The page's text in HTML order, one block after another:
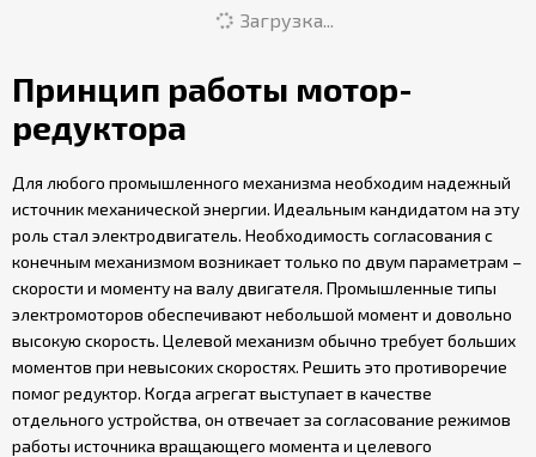
Загрузка...
Принцип работы мотор-
редуктора
Для любого промышленного механизма необходим надежный
источник механической энергии. Идеальным кандидатом на эту
роль стал электродвигатель. Необходимость согласования с
конечным механизмом возникает только по двум параметрам –
скорости и моменту на валу двигателя. Промышленные типы
электромоторов обеспечивают небольшой момент и довольно
высокую скорость. Целевой механизм обычно требует больших
моментов при невысоких скоростях. Решить это противоречие
помог редуктор. Когда агрегат выступает в качестве
отдельного устройства, он отвечает за согласование режимов
работы источника вращающего момента и целевого